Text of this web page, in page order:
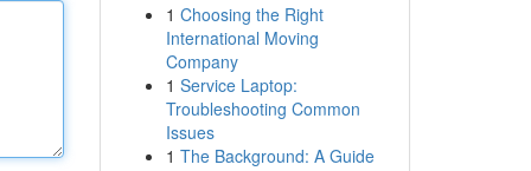
1 Choosing the Right
International Moving
Company
1 Service Laptop:
Troubleshooting Common
Issues
1 The Background: A Guide